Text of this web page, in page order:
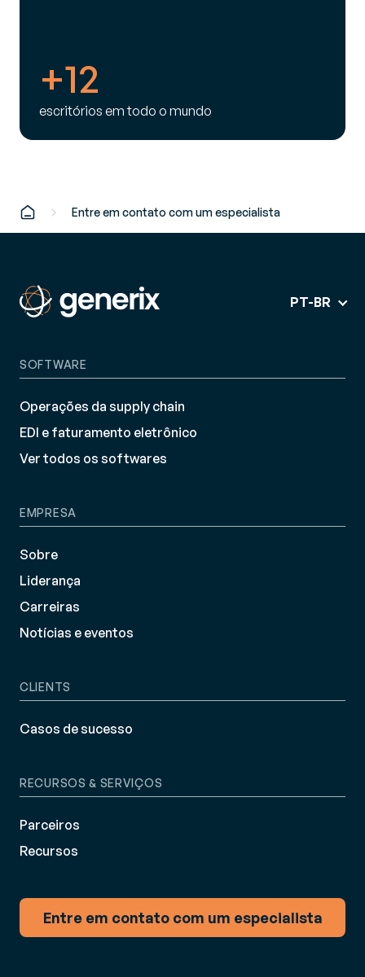
+12
escritórios em todo o mundo
Entre em contato com um especialista
PT-BR
SOFTWARE
Operações da supply chain
EDI e faturamento eletrônico
Ver todos os softwares
EMPRESA
Sobre
Liderança
Carreiras
Notícias e eventos
CLIENTS
Casos de sucesso
RECURSOS & SERVIÇOS
Parceiros
Recursos
Entre em contato com um especialista